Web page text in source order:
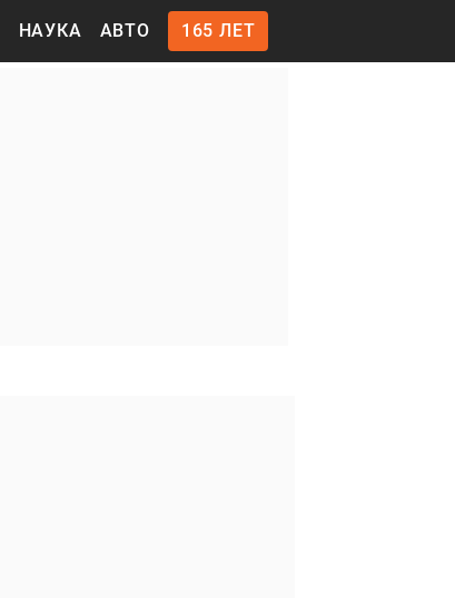
НАУКА АВТО 165 ЛЕТ